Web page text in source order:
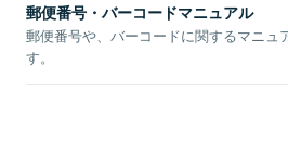
郵便番号・バーコードマニュアル
郵便番号や、バーコードに関するマニュ
す。